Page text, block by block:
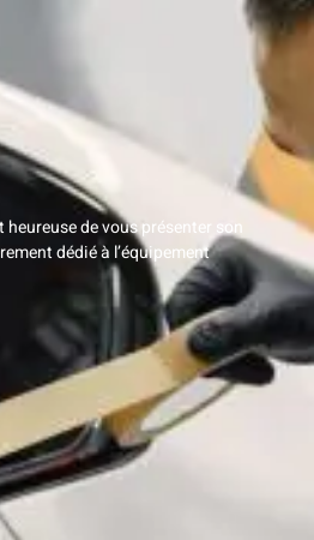
heureuse de vous présenter son
dédié à l’équipement